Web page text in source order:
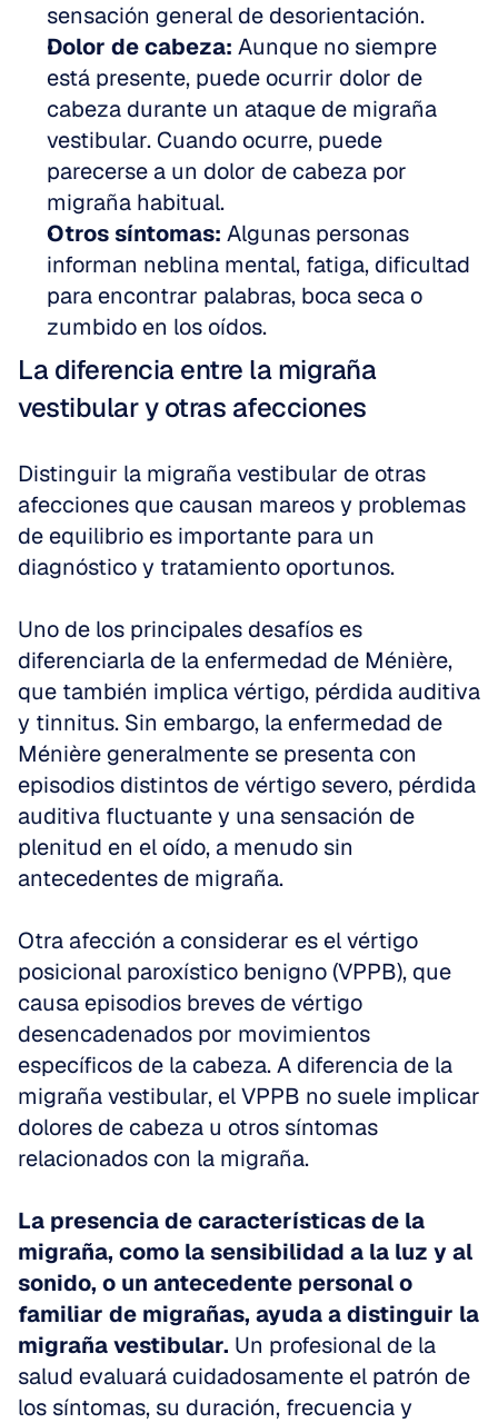
sensación general de desorientación.
Dolor de cabeza: Aunque no siempre
está presente, puede ocurrir dolor de
cabeza durante un ataque de migraña
vestibular. Cuando ocurre, puede
parecerse a un dolor de cabeza por
migraña habitual.
Otros síntomas: Algunas personas
informan neblina mental, fatiga, dificultad
para encontrar palabras, boca seca o
zumbido en los oídos.
La diferencia entre la migraña
vestibular y otras afecciones
Distinguir la migraña vestibular de otras
afecciones que causan mareos y problemas
de equilibrio es importante para un
diagnóstico y tratamiento oportunos.
Uno de los principales desafíos es
diferenciarla de la enfermedad de Ménière,
que también implica vértigo, pérdida auditiva
y tinnitus. Sin embargo, la enfermedad de
Ménière generalmente se presenta con
episodios distintos de vértigo severo, pérdida
auditiva fluctuante y una sensación de
plenitud en el oído, a menudo sin
antecedentes de migraña.
Otra afección a considerar es el vértigo
posicional paroxístico benigno (VPPB), que
causa episodios breves de vértigo
desencadenados por movimientos
específicos de la cabeza. A diferencia de la
migraña vestibular, el VPPB no suele implicar
dolores de cabeza u otros síntomas
relacionados con la migraña.
La presencia de características de la
migraña, como la sensibilidad a la luz y al
sonido, o un antecedente personal o
familiar de migrañas, ayuda a distinguir la
migraña vestibular. Un profesional de la
salud evaluará cuidadosamente el patrón de
los síntomas, su duración, frecuencia y